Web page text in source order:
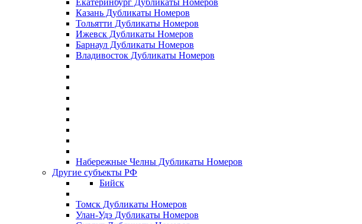
Екатеринбург Дубликаты Номеров
Казань Дубликаты Номеров
Тольятти Дубликаты Номеров
Ижевск Дубликаты Номеров
Барнаул Дубликаты Номеров
Владивосток Дубликаты Номеров
Набережные Челны Дубликаты Номеров
Другие субъекты РФ
Бийск
Томск Дубликаты Номеров
Улан-Удэ Дубликаты Номеров